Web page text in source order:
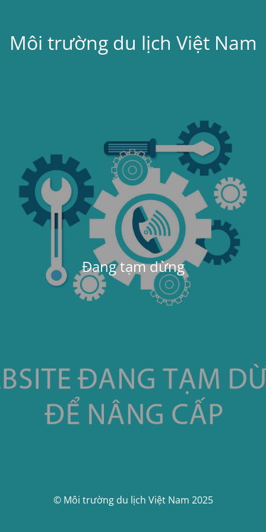
Môi trường du lịch Việt Nam
Đang tạm dừng
© Môi trường du lịch Việt Nam 2025